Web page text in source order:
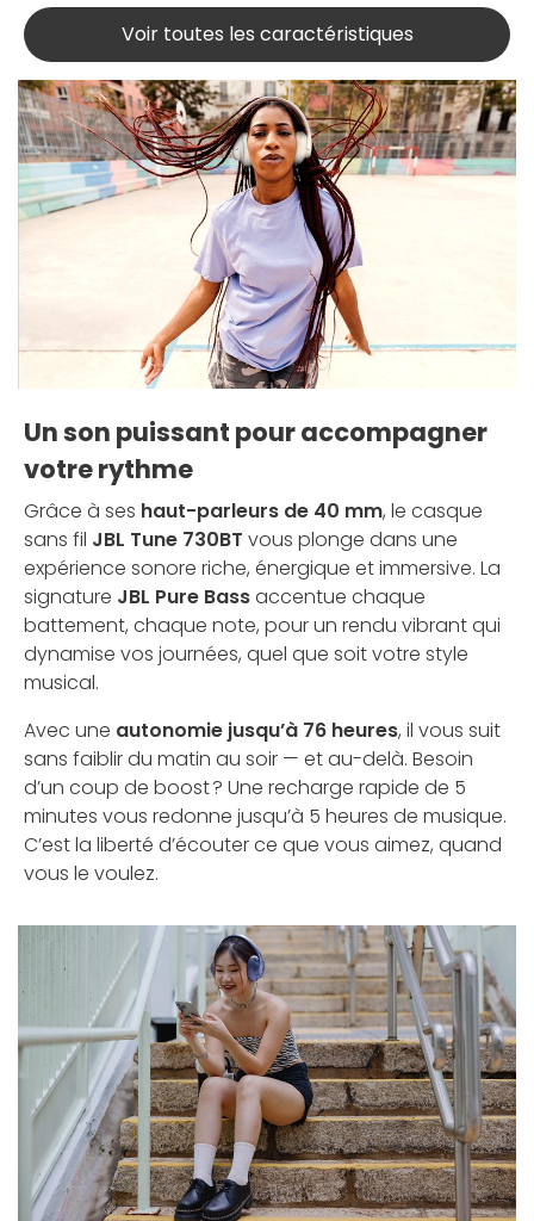
Voir toutes les caractéristiques
Un son puissant pour accompagner
votre rythme
Grâce à ses haut-parleurs de 40 mm, le casque
sans fil JBL Tune 730BT vous plonge dans une
expérience sonore riche, énergique et immersive. La
signature JBL Pure Bassaccentue chaque
battement, chaque note, pour un rendu vibrant qui
dynamise vos journées, quel que soit votre style
musical.
Avec une autonomie jusqu’à 76 heures, il vous suit
sans faiblir du matin au soir — et au-delà. Besoin
d’un coup de boost ? Une recharge rapide de 5
minutes vous redonne jusqu’à 5 heures de musique.
C’est la liberté d’écouter ce que vous aimez, quand
vous le voulez.